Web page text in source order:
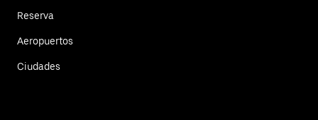
Reserva
Aeropuertos
Ciudades